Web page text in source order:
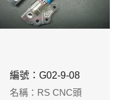
編號：G02-9-08
名稱：RS CNC頭